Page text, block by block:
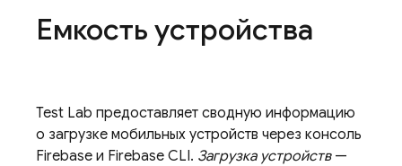
Емкость устройства
Test Lab предоставляет сводную информацию
о загрузке мобильных устройств через консоль
Firebase и Firebase CLI. Загрузка устройств—